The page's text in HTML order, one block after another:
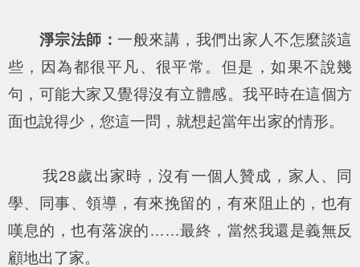
淨宗法師： 一般來講，我們出家人不怎麼談這
些，因為都很平凡、很平常。但是，如果不說幾
句，可能大家又覺得沒有立體感。我平時在這個方
面也說得少，您這一問，就想起當年出家的情形。
我28歲出家時，沒有一個人贊成，家人、同
學、同事、領導，有來挽留的，有來阻止的，也有
嘆息的，也有落淚的……最終，當然我還是義無反
顧地出了家。